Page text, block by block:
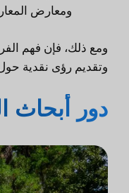
ومعارض
ومع ذلك، فإن فهم
وتقديم رؤى نقدية
دور أبحاث